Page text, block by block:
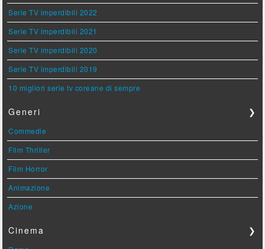
Serie TV imperdibili 2022
Serie TV imperdibili 2021
Serie TV imperdibili 2020
Serie TV imperdibili 2019
10 migliori serie tv coreane di sempre
Generi ❯
Commedie
Film Thriller
Film Horror
Animazione
Azione
Cinema ❯